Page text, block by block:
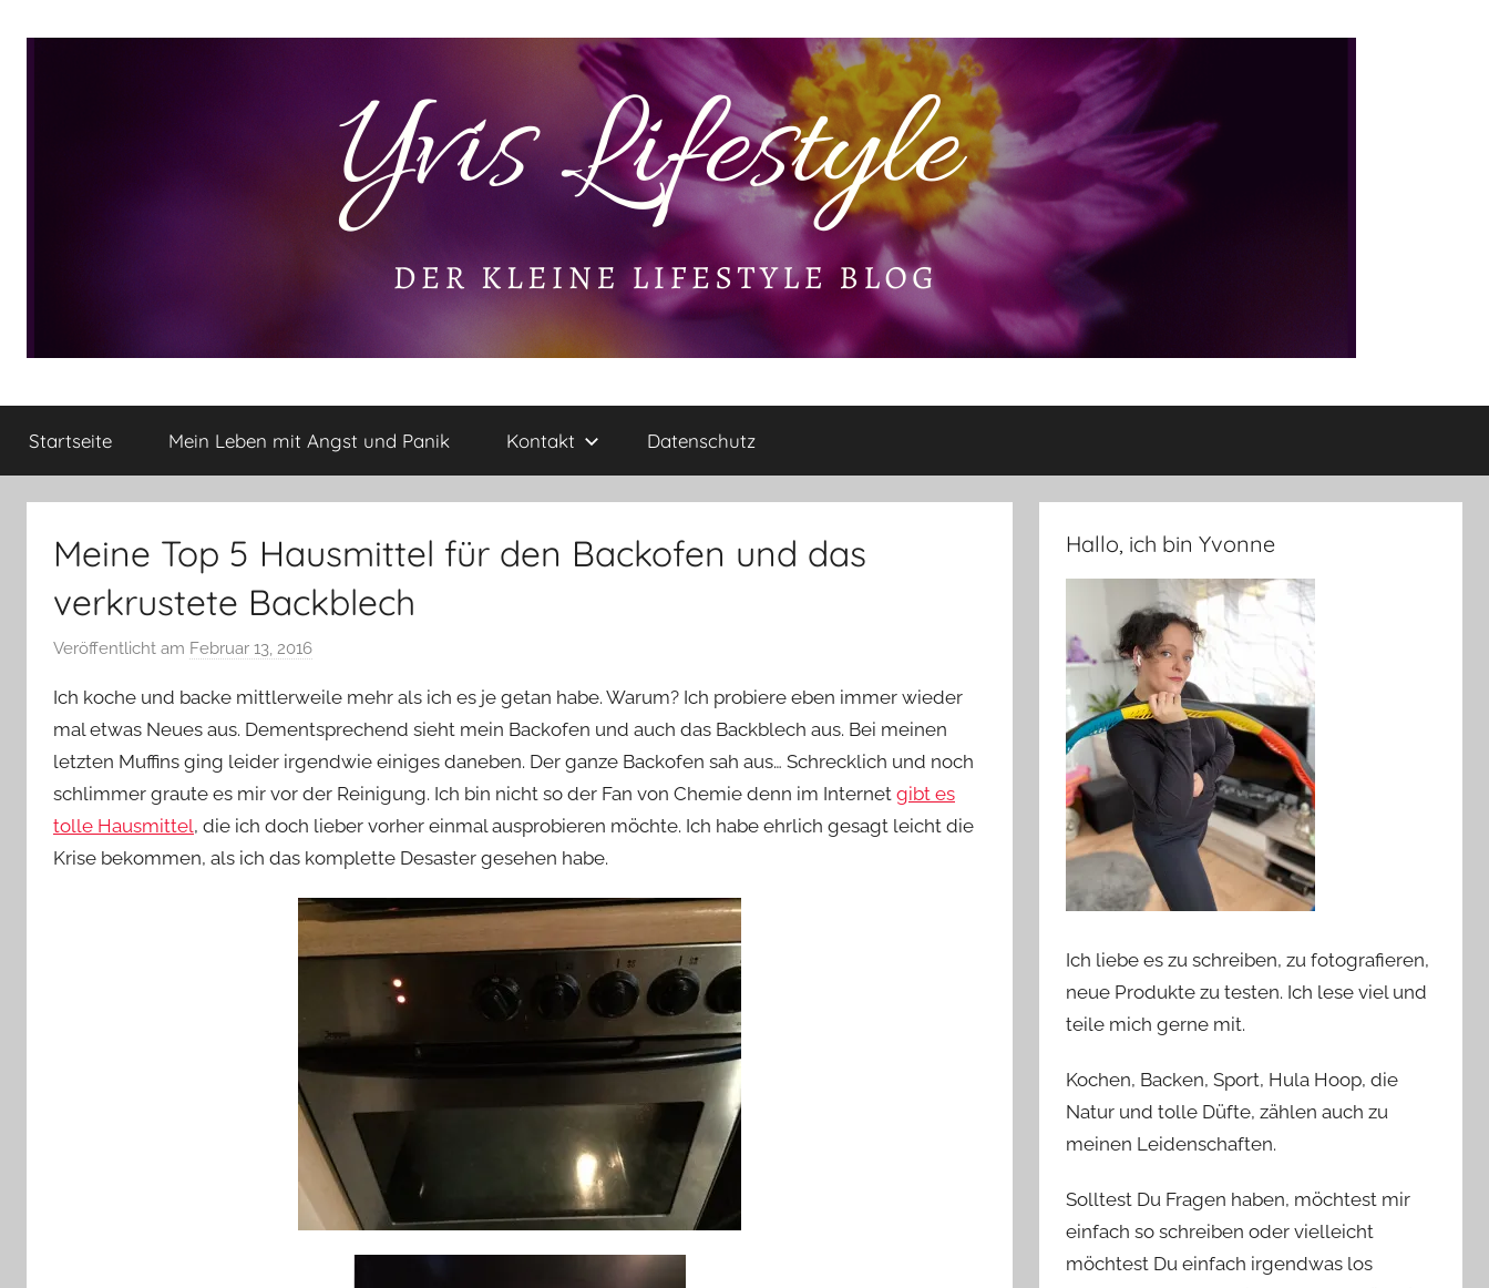
Yvis
Lifestyle
kleine
Lifestyle
Rezensionen,
vieles
Startseite Mein Leben mit Angst und Panik Kontakt Datenschutz
Meine Top 5 Hausmittel für den Backofen und das
verkrustete Backblech
Veröffentlicht am Februar 13, 2016
n
Y
v
o
n
n
Ich koche und backe mittlerweile mehr als ich es je getan habe. Warum? Ich probiere eben immer wieder
mal etwas Neues aus. Dementsprechend sieht mein Backofen und auch das Backblech aus. Bei meinen
letzten Muffins ging leider irgendwie einiges daneben. Der ganze Backofen sah aus… Schrecklich und noch
schlimmer graute es mir vor der Reinigung. Ich bin nicht so der Fan von Chemie denn im Internet gibt es
tolle Hausmittel, die ich doch lieber vorher einmal ausprobieren möchte. Ich habe ehrlich gesagt leicht die
Krise bekommen, als ich das komplette Desaster gesehen habe.
Hallo, ich bin Yvonne
Ich liebe es zu schreiben, zu fotografieren,
neue Produkte zu testen. Ich lese viel und
teile mich gerne mit.
Kochen, Backen, Sport, Hula Hoop, die
Natur und tolle Düfte, zählen auch zu
meinen Leidenschaften.
Solltest Du Fragen haben, möchtest mir
einfach so schreiben oder vielleicht
möchtest Du einfach irgendwas los